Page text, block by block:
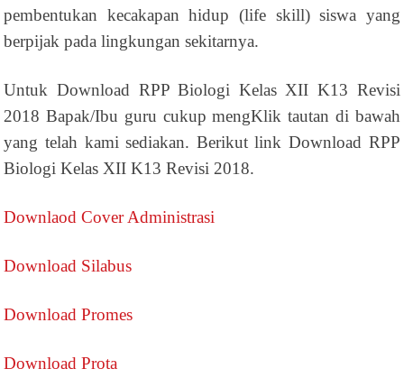
pembentukan kecakapan hidup (life skill) siswa yang
berpijak pada lingkungan sekitarnya.
Untuk Download RPP Biologi Kelas XII K13 Revisi
2018 Bapak/Ibu guru cukup mengKlik tautan di bawah
yang telah kami sediakan. Berikut link Download RPP
Biologi Kelas XII K13 Revisi 2018.
Downlaod Cover Administrasi
Download Silabus
Download Promes
Download Prota